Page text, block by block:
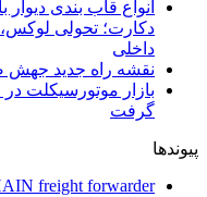
انواع قاب بندی
دکارت؛ تحولی
داخلی
نقشه راه جدید جهش
بازار موتورسیکلت
گرفت
پیوندها
freight forwarder